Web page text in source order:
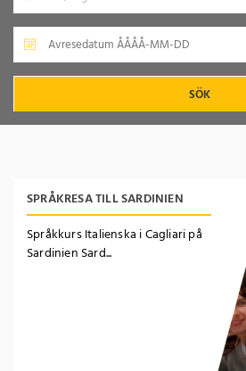
SÖK
SPRÅKRESA TILL SARDINIEN
Språkkurs Italienska i Cagliari på
Sardinien Sard...